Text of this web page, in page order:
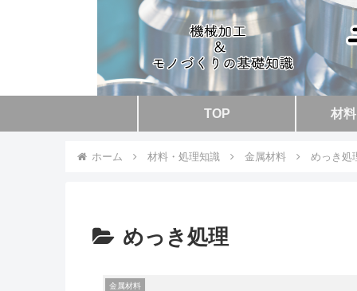
TOP 材
ホーム 材料・処理知識 金属材料 めっき処
めっき処理
金属材料